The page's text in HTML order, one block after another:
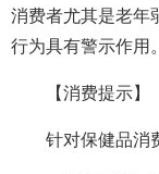
消费者尤其是老年
行为具有警示作用。
【消费提示】
针对保健品消费